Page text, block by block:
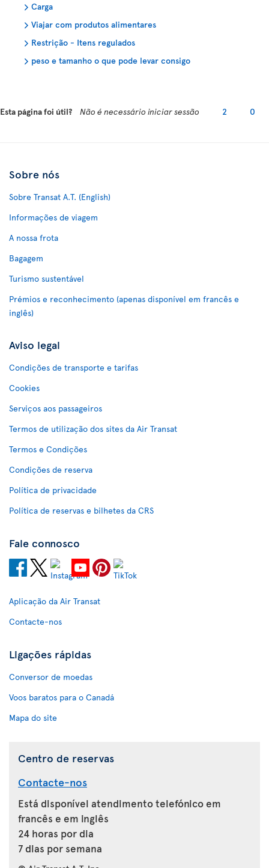
Carga
Viajar com produtos alimentares
Restrição - Itens regulados
peso e tamanho o que pode levar consigo
Esta página foi útil? Não é necessário iniciar sessão 2 0
Sobre nós
Sobre Transat A.T. (English)
Informações de viagem
A nossa frota
Bagagem
Turismo sustentável
Prémios e reconhecimento (apenas disponível em francês e
inglês)
Aviso legal
Condições de transporte e tarifas
Cookies
Serviços aos passageiros
Termos de utilização dos sites da Air Transat
Termos e Condições
Condições de reserva
Política de privacidade
Política de reservas e bilhetes da CRS
Fale connosco
Aplicação da Air Transat
Contacte-nos
Ligações rápidas
Conversor de moedas
Voos baratos para o Canadá
Mapa do site
Centro de reservas
Contacte-nos
Está disponível atendimento telefónico em
francês e em inglês
24 horas por dia
7 dias por semana